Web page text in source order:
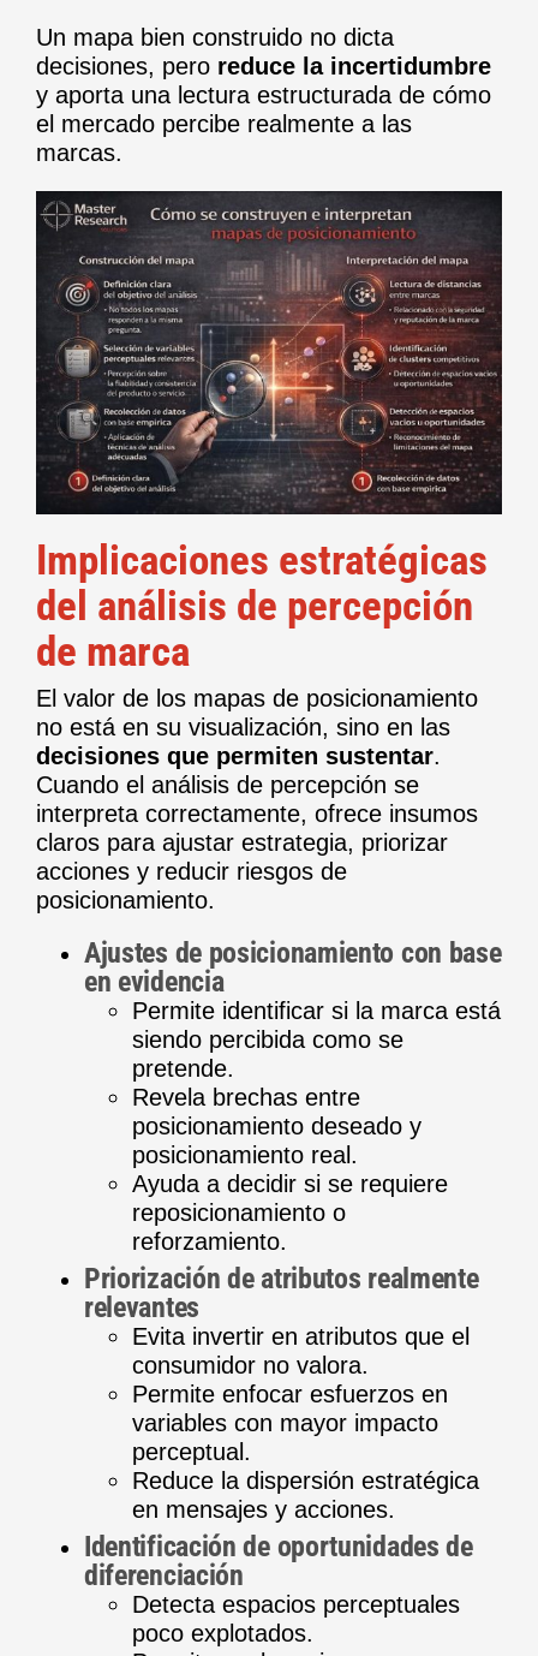
Un mapa bien construido no dicta
decisiones, pero reduce la incertidumbre
y aporta una lectura estructurada de cómo
el mercado percibe realmente a las
marcas.
Implicaciones estratégicas
del análisis de percepción
de marca
El valor de los mapas de posicionamiento
no está en su visualización, sino en las
decisiones que permiten sustentar.
Cuando el análisis de percepción se
interpreta correctamente, ofrece insumos
claros para ajustar estrategia, priorizar
acciones y reducir riesgos de
posicionamiento.
Ajustes de posicionamiento con base
en evidencia
Permite identificar si la marca está
siendo percibida como se
pretende.
Revela brechas entre
posicionamiento deseado y
posicionamiento real.
Ayuda a decidir si se requiere
reposicionamiento o
reforzamiento.
Priorización de atributos realmente
relevantes
Evita invertir en atributos que el
consumidor no valora.
Permite enfocar esfuerzos en
variables con mayor impacto
perceptual.
Reduce la dispersión estratégica
en mensajes y acciones.
Identificación de oportunidades de
diferenciación
Detecta espacios perceptuales
poco explotados.